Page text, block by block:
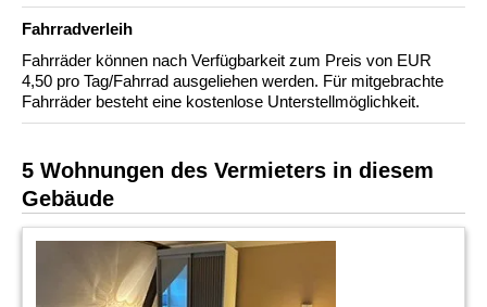
Fahrradverleih
Fahrräder können nach Verfügbarkeit zum Preis von EUR
4,50 pro Tag/Fahrrad ausgeliehen werden. Für mitgebrachte
Fahrräder besteht eine kostenlose Unterstellmöglichkeit.
5 Wohnungen des Vermieters in diesem
Gebäude